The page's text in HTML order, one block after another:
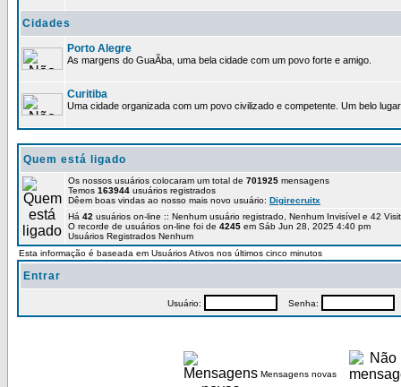
Cidades
Porto Alegre
As margens do GuaÃ­ba, uma bela cidade com um povo forte e amigo.
Curitiba
Uma cidade organizada com um povo civilizado e competente. Um belo
Quem está ligado
Os nossos usuários colocaram um total de 701925 mensagens
Temos 163944 usuários registrados
Dêem boas vindas ao nosso mais novo usuário: Digirecruitx
Há 42 usuários on-line :: Nenhum usuário registrado, Nenhum Invisível e 42
O recorde de usuários on-line foi de 4245 em Sáb Jun 28, 2025 4:40 pm
Usuários Registrados Nenhum
Esta informação é baseada em Usuários Ativos nos últimos cinco minutos
Entrar
Usuário: Senha:
Mensagens novas